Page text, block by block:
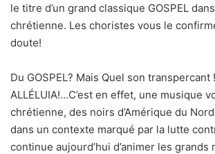
le titre d’un grand classique GOSPEL
chrétienne. Les choristes vous le
doute!
Du GOSPEL? Mais Quel son transpercant
ALLÉLUIA!…C’est en effet, une musique
chrétienne, des noirs d’Amérique du
dans un contexte marqué par la lutte
continue aujourd’hui d’animer les grands